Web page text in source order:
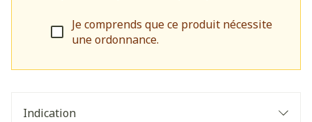
Je comprends que ce produit nécessite
une ordonnance.
Indication